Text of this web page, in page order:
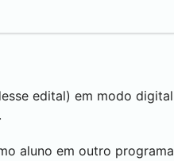
edital) em modo digital
aluno em outro programa